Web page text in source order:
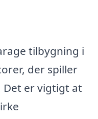
tilbygning i
der spiller
Det er vigtigt at